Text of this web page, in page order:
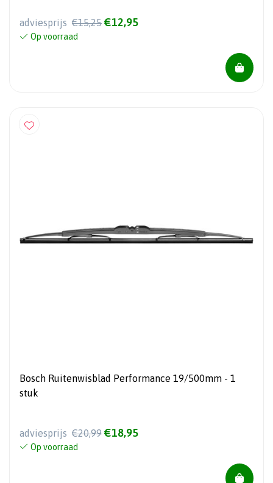
adviesprijs €15,25 €12,95
Op voorraad
Bosch Ruitenwisblad Performance 19/500mm - 1
stuk
adviesprijs €20,99 €18,95
Op voorraad